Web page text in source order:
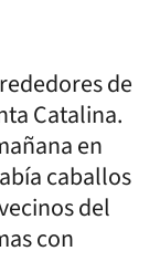
de
Catalina.
en
caballos
del
con